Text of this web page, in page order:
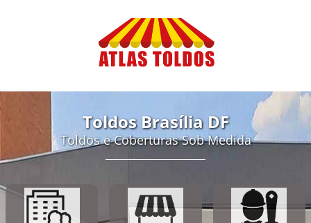
Toldos Brasília DF
Toldos e Coberturas Sob Medida